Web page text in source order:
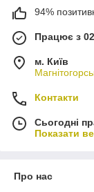
94%
Працює з
м. Київ
Контакти
Сьогодні
Показати
Про нас